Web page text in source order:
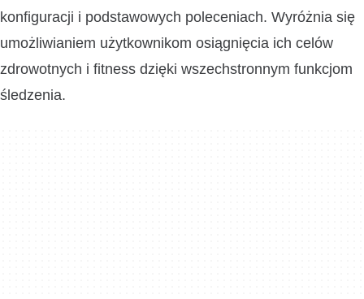
konfiguracji i podstawowych poleceniach. Wyróżnia się
umożliwianiem użytkownikom osiągnięcia ich celów
zdrowotnych i fitness dzięki wszechstronnym funkcjom
śledzenia.